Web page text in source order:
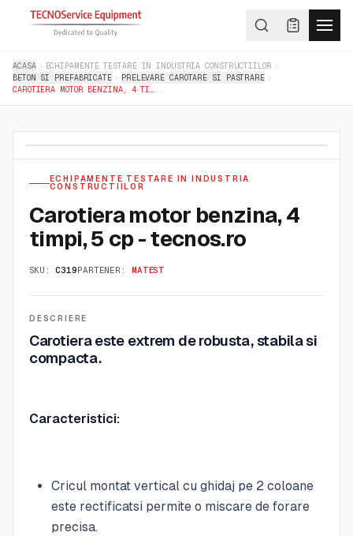
ACASA
ECHIPAMENTE TESTARE IN INDUSTRIA CONSTRUCTIILOR
BETON SI PREFABRICATE
PRELEVARE CAROTARE SI PASTRARE
ECHIPAMENTE TESTARE IN INDUSTRIA
CONSTRUCTIILOR
Carotiera motor benzina, 4
timpi, 5 cp - tecnos.ro
SKU: C319PARTENER: MATEST
DESCRIERE
Carotiera este extrem de robusta, stabila si
compacta.
Caracteristici:
Cricul montat vertical cu ghidaj pe 2 coloane
este rectificatsi permite o miscare de forare
precisa.